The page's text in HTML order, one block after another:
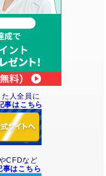
人全員に
事はこちら
CFDなど
事はこちら